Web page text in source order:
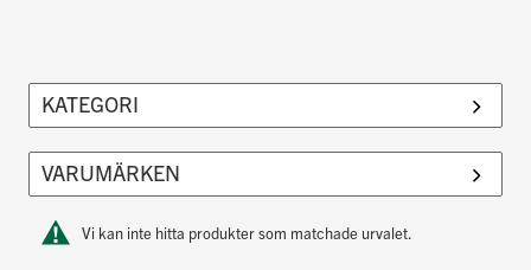
Vi kan inte hitta produkter som matchade urvalet.